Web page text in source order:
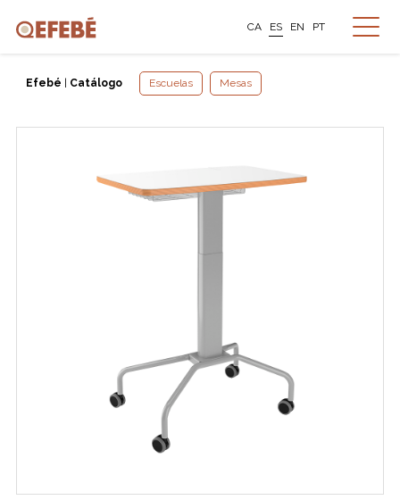
CA ES EN PT
Efebé Catálogo Escuelas Mesas